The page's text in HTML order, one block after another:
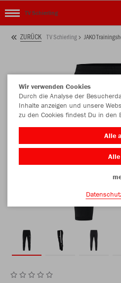
TV Schierling
ZURÜCK TV Schierling JAKO
Wir verwenden Cookies
Durch die Analyse der
Inhalte anzeigen und unsere
zu den Cookies findest Du in den
Alle